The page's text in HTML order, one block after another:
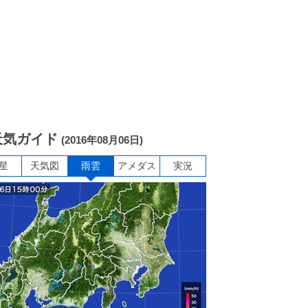
ガイド (2016年08月06日)
天気図 雨雲 アメダス 実況